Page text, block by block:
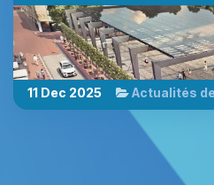
11 Dec 2025 Actualités